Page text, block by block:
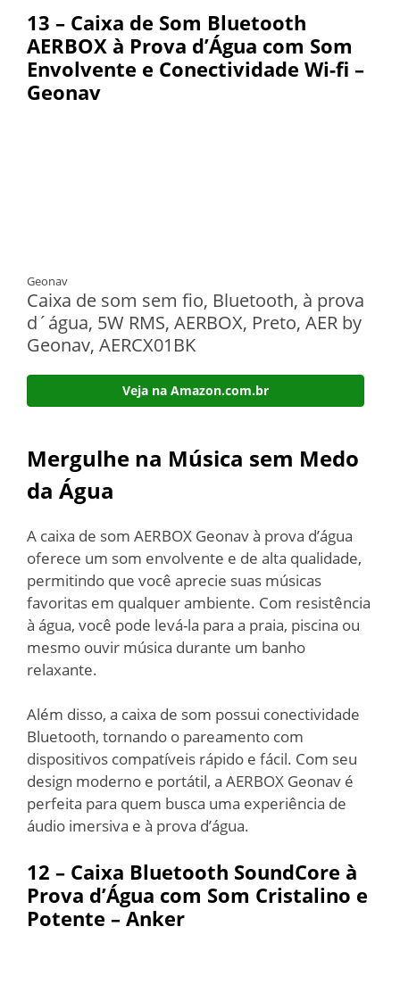
13 – Caixa de Som Bluetooth
AERBOX à Prova d’Água com Som
Envolvente e Conectividade Wi-fi –
Geonav
Geonav
Caixa de som sem fio, Bluetooth, à prova
d´água, 5W RMS, AERBOX, Preto, AER by
Geonav, AERCX01BK
Veja na Amazon.com.br
Mergulhe na Música sem Medo
da Água
A caixa de som AERBOX Geonav à prova d’água
oferece um som envolvente e de alta qualidade,
permitindo que você aprecie suas músicas
favoritas em qualquer ambiente. Com resistência
à água, você pode levá-la para a praia, piscina ou
mesmo ouvir música durante um banho
relaxante.
Além disso, a caixa de som possui conectividade
Bluetooth, tornando o pareamento com
dispositivos compatíveis rápido e fácil. Com seu
design moderno e portátil, a AERBOX Geonav é
perfeita para quem busca uma experiência de
áudio imersiva e à prova d’água.
12 – Caixa Bluetooth SoundCore à
Prova d’Água com Som Cristalino e
Potente – Anker